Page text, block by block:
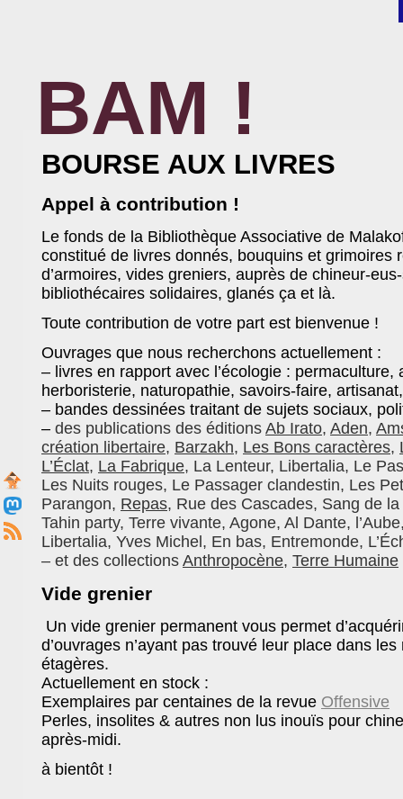
BAM !
BOURSE AUX LIVRES
Appel à contribution !
Le fonds de la Bibliothèque Associative de
constitué de livres donnés, bouquins et grimoires
d’armoires, vides greniers, auprès de chineur-
bibliothécaires solidaires, glanés ça et là.
Toute contribution de votre part est bienvenue !
Ouvrages que nous recherchons actuellement :
– livres en rapport avec l’écologie : permaculture,
herboristerie, naturopathie, savoirs-faire,
– bandes dessinées traitant de sujets sociaux,
– des publications des éditions Ab Irato, Aden,
création libertaire, Barzakh, Les Bons caractères,
L’Éclat, La Fabrique, La Lenteur, Libertalia, Le
Les Nuits rouges, Le Passager clandestin, Les
Parangon, Repas, Rue des Cascades, Sang de
Tahin party, Terre vivante, Agone, Al Dante,
Libertalia, Yves Michel, En bas, Entremonde,
– et des collections Anthropocène, Terre Humaine
Vide grenier
Un vide grenier permanent vous permet
d’ouvrages n’ayant pas trouvé leur place dans
étagères.
Actuellement en stock :
Exemplaires par centaines de la revue Offensive
Perles, insolites & autres non lus inouïs pour
après-midi.
à bientôt !